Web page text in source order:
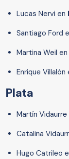
Lucas Nervi en
Santiago Ford
Martina Weil en
Enrique Villalón
Plata
Martín Vidaurre
Catalina
Hugo Catrileo